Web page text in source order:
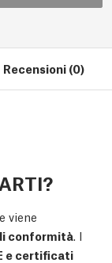
Recensioni (0)
viene
conformità. I
e certificati